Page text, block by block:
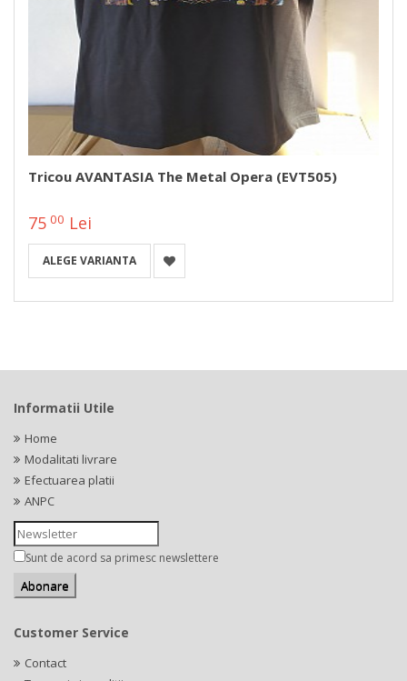
Tricou AVANTASIA The Metal Opera (EVT505)
75 00 Lei
ALEGE VARIANTA
Informatii Utile
Home
Modalitati livrare
Efectuarea platii
ANPC
Sunt de acord sa primesc newslettere
Customer Service
Contact